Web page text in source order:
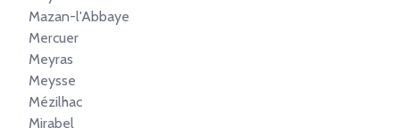
Mazan-l'Abbaye
Mercuer
Meyras
Meysse
Mézilhac
Mirabel